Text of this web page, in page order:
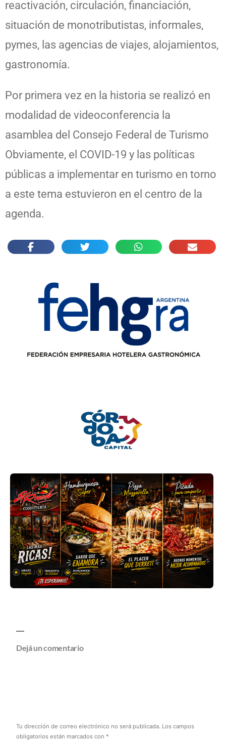
reactivación, circulación, financiación,
situación de monotributistas, informales,
pymes, las agencias de viajes, alojamientos,
gastronomía.
Por primera vez en la historia se realizó en
modalidad de videoconferencia la
asamblea del Consejo Federal de Turismo
Obviamente, el COVID-19 y las políticas
públicas a implementar en turismo en torno
a este tema estuvieron en el centro de la
agenda.
Dejá un comentario
Tu dirección de correo electrónico no será publicada. Los campos
obligatorios están marcados con *